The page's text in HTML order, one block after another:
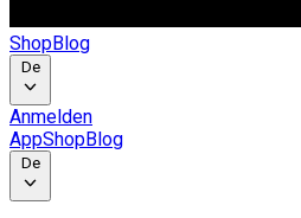
ShopBlog
De
Anmelden
AppShopBlog
De